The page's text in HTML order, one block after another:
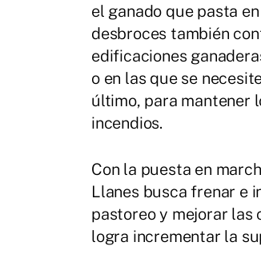
el ganado que pasta
desbroces también
edificaciones
o en las que se
último, para mantener
incendios.
Con la puesta en
Llanes busca frenar e
pastoreo y mejorar las
logra incrementar la